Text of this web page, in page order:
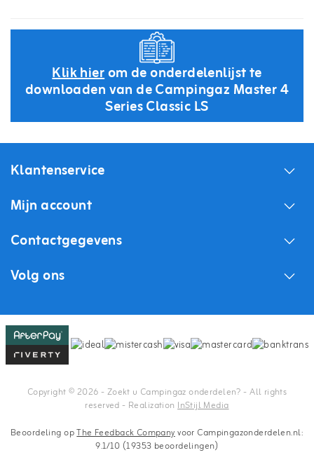
Klik hierom de onderdelenlijst te
downloaden van de Campingaz Master 4
Series Classic LS
Klantenservice
Mijn account
Contactgegevens
Volg ons
Copyright © 2026 - Zoekt u Campingaz onderdelen? - All rights
reserved - RealizationInStijl Media
Beoordeling opThe Feedback Companyvoor Campingazonderdelen.nl:
9.1/10 (19353 beoordelingen)